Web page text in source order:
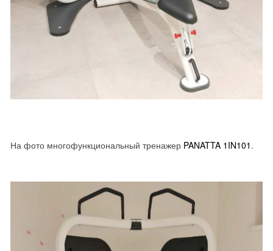
На фото многофункциональный тренажер PANATTA 1IN101 .